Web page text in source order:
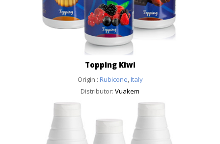
Topping Kiwi
Origin : Rubicone, Italy
Distributor: Vuakem